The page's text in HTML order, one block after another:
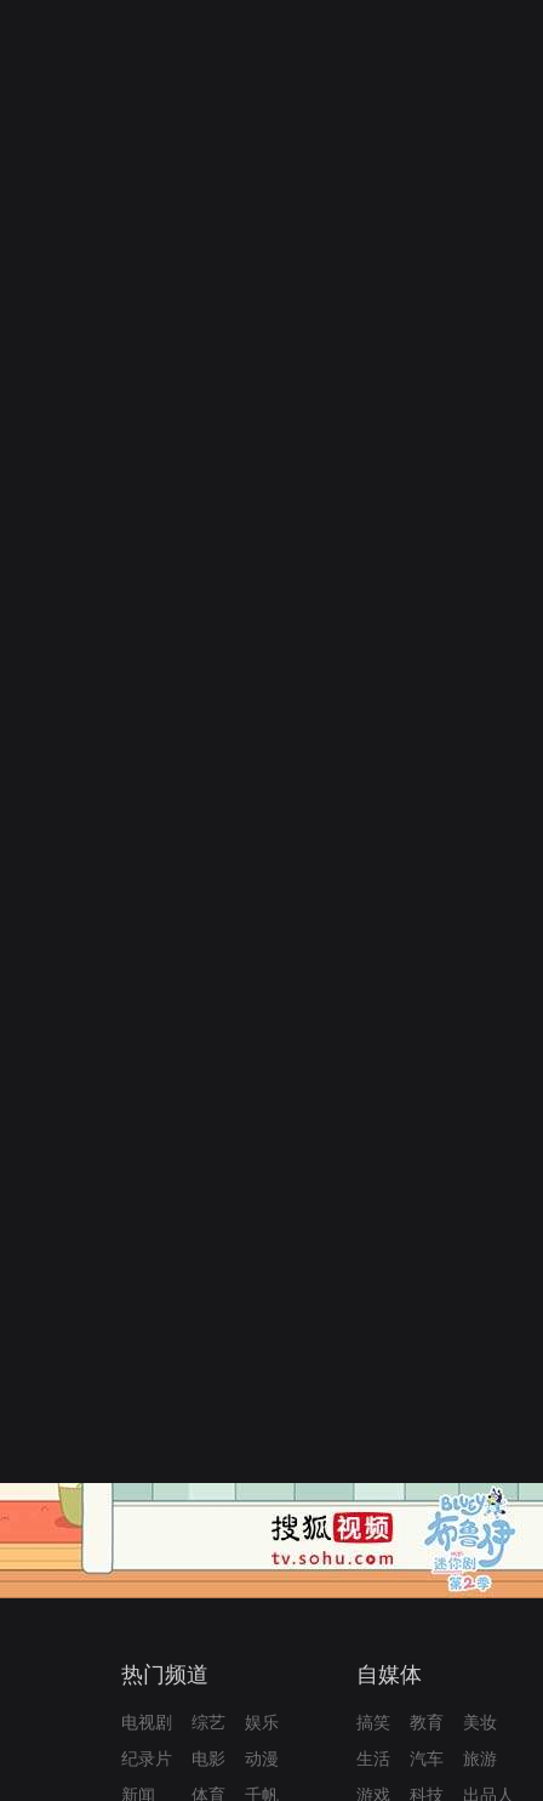
热门频道
电视剧 综艺
娱乐
纪录片
电影
动漫
新闻
体育 千帆
自媒体
搞笑 教育
美妆
生活
汽车
旅游
游戏
科技 出品人